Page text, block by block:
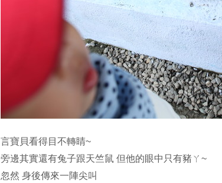
言寶貝看得目不轉睛~
旁邊其實還有兔子跟天竺鼠 但他的眼中只有豬ㄚ~
忽然 身後傳來一陣尖叫